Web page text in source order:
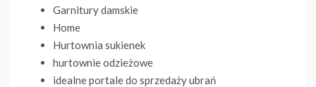
Garnitury damskie
Home
Hurtownia sukienek
hurtownie odzieżowe
idealne portale do sprzedaży ubrań